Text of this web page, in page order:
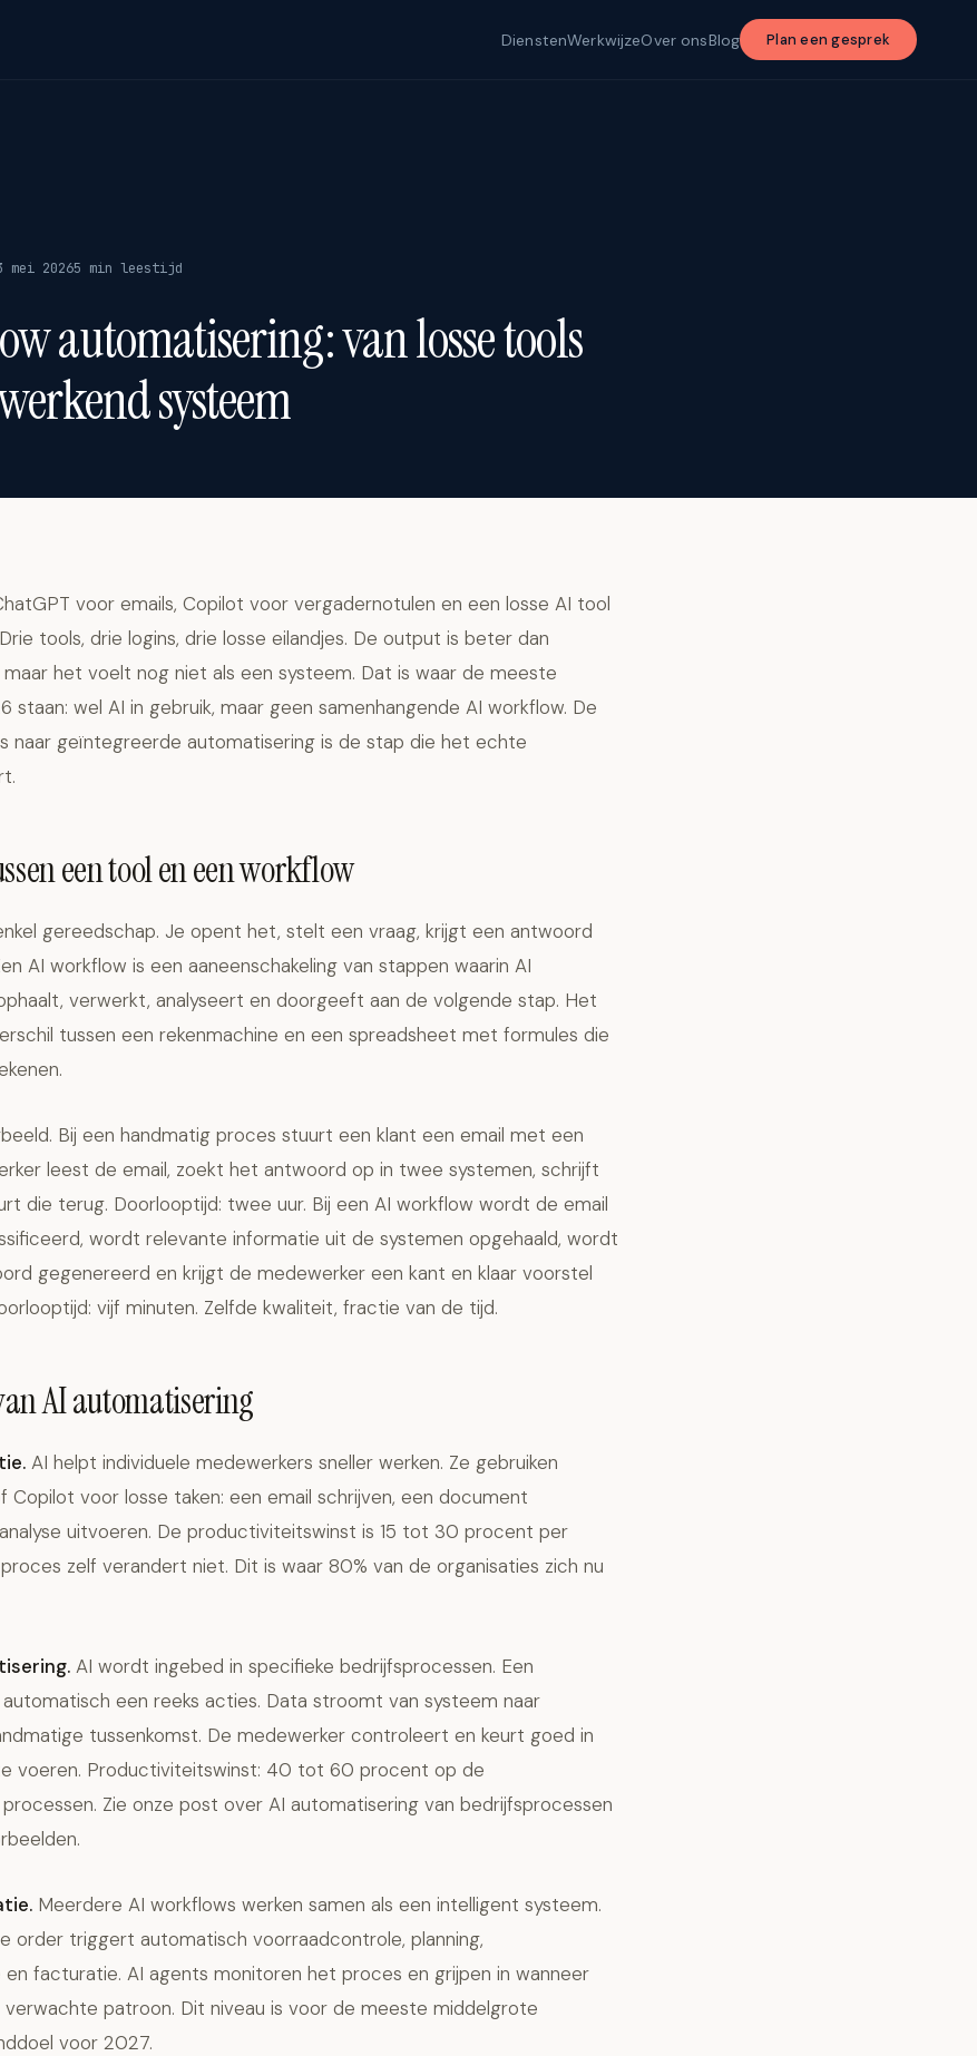
DienstenWerkwijzeOver onsBlog Plan een gesprek
mei 20265 min leestijd
automatisering: van losse tools
systeem
voor emails, Copilot voor vergadernotulen en een losse AI tool
tools, drie logins, drie losse eilandjes. De output is beter dan
maar het voelt nog niet als een systeem. Dat is waar de meeste
staan: wel AI in gebruik, maar geen samenhangende AI workflow. De
naar geïntegreerde automatisering is de stap die het echte
een tool en een workflow
gereedschap. Je opent het, stelt een vraag, krijgt een antwoord
AI workflow is een aaneenschakeling van stappen waarin AI
verwerkt, analyseert en doorgeeft aan de volgende stap. Het
tussen een rekenmachine en een spreadsheet met formules die
Bij een handmatig proces stuurt een klant een email met een
leest de email, zoekt het antwoord op in twee systemen, schrijft
die terug. Doorlooptijd: twee uur. Bij een AI workflow wordt de email
wordt relevante informatie uit de systemen opgehaald, wordt
gegenereerd en krijgt de medewerker een kant en klaar voorstel
vijf minuten. Zelfde kwaliteit, fractie van de tijd.
AI automatisering
AI helpt individuele medewerkers sneller werken. Ze gebruiken
Copilot voor losse taken: een email schrijven, een document
uitvoeren. De productiviteitswinst is 15 tot 30 procent per
zelf verandert niet. Dit is waar 80% van de organisaties zich nu
AI wordt ingebed in specifieke bedrijfsprocessen. Een
een reeks acties. Data stroomt van systeem naar
tussenkomst. De medewerker controleert en keurt goed in
voeren. Productiviteitswinst: 40 tot 60 procent op de
Zie onze post over AI automatisering van bedrijfsprocessen
Meerdere AI workflows werken samen als een intelligent systeem.
order triggert automatisch voorraadcontrole, planning,
facturatie. AI agents monitoren het proces en grijpen in wanneer
patroon. Dit niveau is voor de meeste middelgrote
voor 2027.